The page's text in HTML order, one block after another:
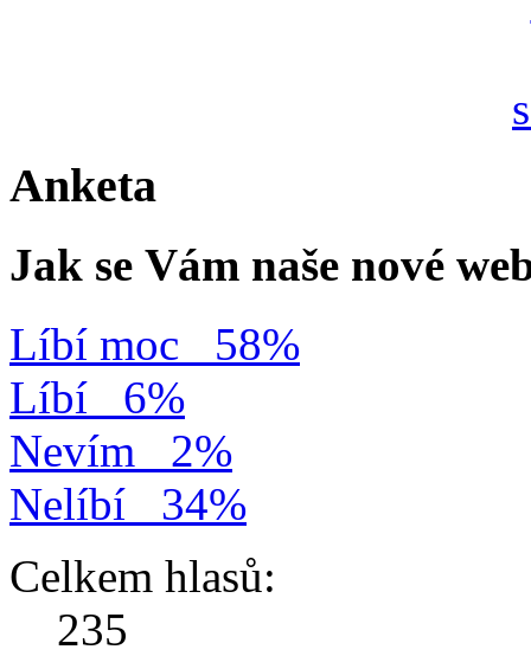
Anketa
Jak se Vám naše nové
Líbí moc
58%
Líbí
6%
Nevím
2%
Nelíbí
34%
Celkem hlasů:
235